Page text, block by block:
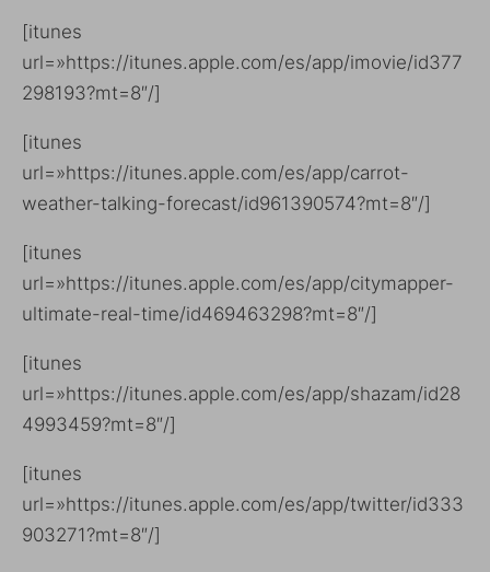
[itunes
url=»https://itunes.apple.com/es/app/imovie/id377
298193?mt=8″/]
[itunes
url=»https://itunes.apple.com/es/app/carrot-
weather-talking-forecast/id961390574?mt=8″/]
[itunes
url=»https://itunes.apple.com/es/app/citymapper-
ultimate-real-time/id469463298?mt=8″/]
[itunes
url=»https://itunes.apple.com/es/app/shazam/id28
4993459?mt=8″/]
[itunes
url=»https://itunes.apple.com/es/app/twitter/id333
903271?mt=8″/]